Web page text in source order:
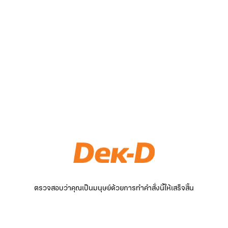
ตรวจสอบว่าคุณเป็นมนุษย์ด้วยการทำคำสั่งนี้ให้เสร็จสิ้น